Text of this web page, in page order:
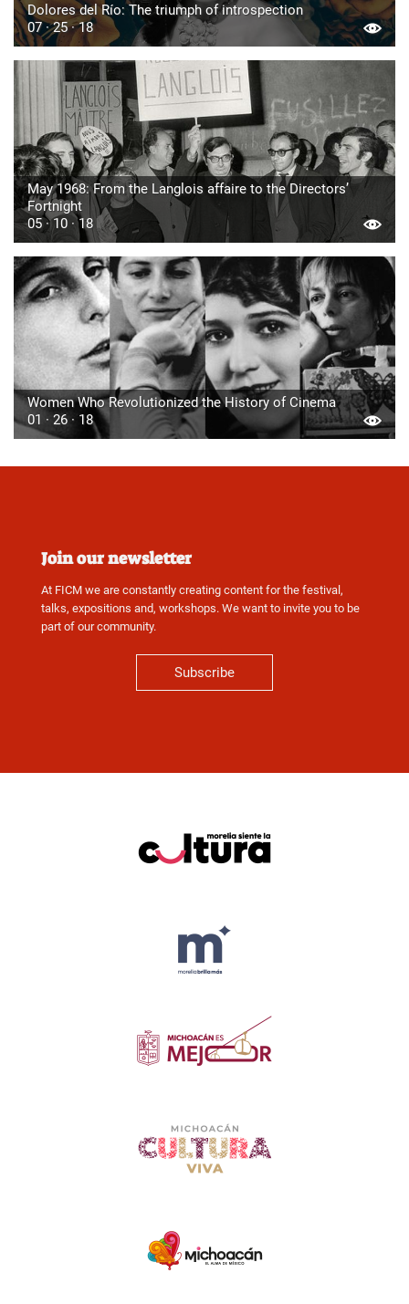
Dolores del Río: The triumph of introspection
07 · 25 · 18
May 1968: From the Langlois affaire to the Directors’
Fortnight
05 · 10 · 18
Women Who Revolutionized the History of Cinema
01 · 26 · 18
Join our newsletter
At FICM we are constantly creating content for the festival,
talks, expositions and, workshops. We want to invite you to be
part of our community.
Subscribe